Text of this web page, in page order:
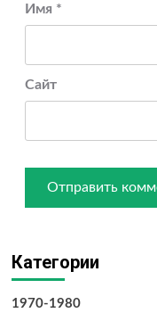
Имя *
Сайт
Категории
1970-1980